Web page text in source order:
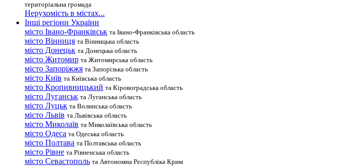
територіальна громада
Нерухомість в містах...
Інші регіони України
місто Івано-Франківськ та Івано-Франківська область
місто Вінниця та Вінницька область
місто Донецьк та Донецька область
місто Житомир та Житомирська область
місто Запоріжжя та Запорізька область
місто Київ та Київська область
місто Кропивницький та Кіровоградська область
місто Луганськ та Луганська область
місто Луцьк та Волинська область
місто Львів та Львівська область
місто Миколаїв та Миколаївська область
місто Одеса та Одеська область
місто Полтава та Полтавська область
місто Рівне та Рівненська область
місто Севастополь та Автономна Республіка Крим